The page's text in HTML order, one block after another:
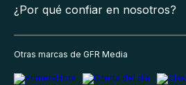
¿Por qué confiar en nosotros?
Otras marcas de GFR Media